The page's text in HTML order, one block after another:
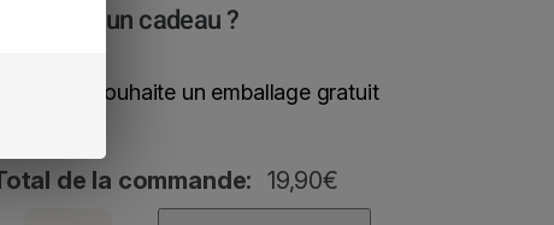
C’est pour un cadeau ?
Oui, je souhaite un emballage gratuit
de la commande: 19,90€